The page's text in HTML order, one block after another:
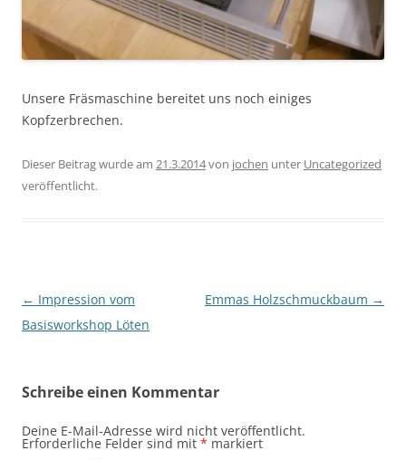
Unsere Fräsmaschine bereitet uns noch einiges
Kopfzerbrechen.
Dieser Beitrag wurde am 21.3.2014von jochen unter Uncategorized
veröffentlicht.
Beitragsnavigation
← Impression vom
Basisworkshop Löten
Emmas Holzschmuckbaum →
Schreibe einen Kommentar
Deine E-Mail-Adresse wird nicht veröffentlicht.
Erforderliche Felder sind mit * markiert